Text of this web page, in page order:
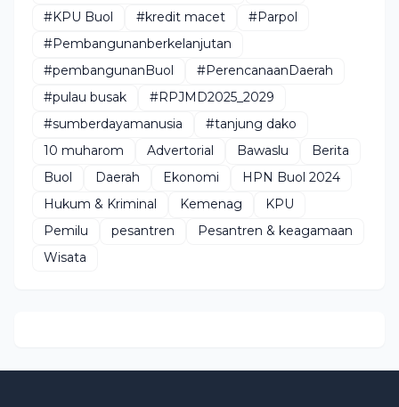
#KPU Buol
#kredit macet
#Parpol
#Pembangunanberkelanjutan
#pembangunanBuol
#PerencanaanDaerah
#pulau busak
#RPJMD2025_2029
#sumberdayamanusia
#tanjung dako
10 muharom
Advertorial Bawaslu
Berita
Buol
Daerah Ekonomi
HPN Buol 2024
Hukum & Kriminal
Kemenag
KPU
Pemilu
pesantren
Pesantren & keagamaan
Wisata